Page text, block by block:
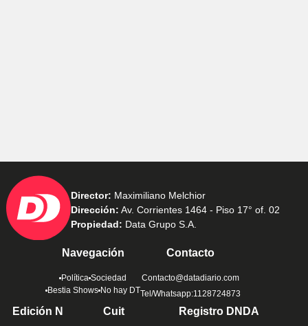
Director: Maximiliano Melchior
Dirección: Av. Corrientes 1464 - Piso 17° of. 02
Propiedad: Data Grupo S.A.
Navegación
Política Sociedad
Bestia Shows No hay DT
Contacto
Contacto@datadiario.com
Tel/Whatsapp:1128724873
Edición N Cuit Registro DNDA